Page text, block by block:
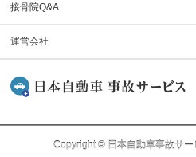
接骨院Q&A
運営会社
Copyright © 日本自動車事故サー